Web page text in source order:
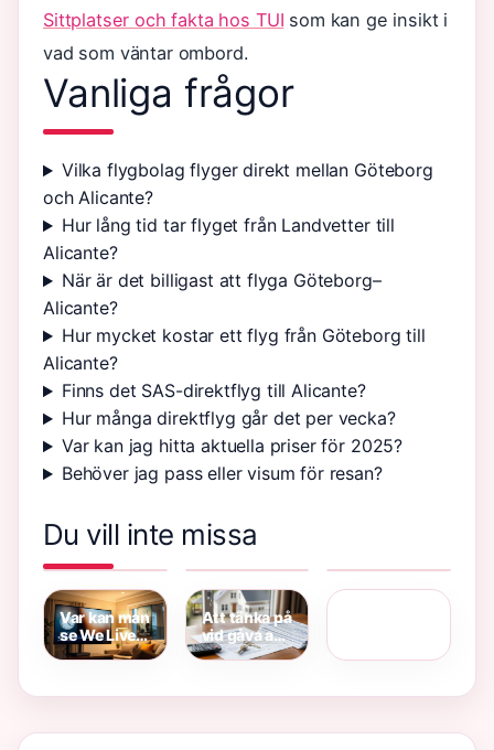
Sittplatser och fakta hos TUI som kan ge insikt i
vad som väntar ombord.
Vanliga frågor
Vilka flygbolag flyger direkt mellan Göteborg
och Alicante?
Hur lång tid tar flyget från Landvetter till
Alicante?
När är det billigast att flyga Göteborg–
Alicante?
Hur mycket kostar ett flyg från Göteborg till
Alicante?
Finns det SAS-direktflyg till Alicante?
Hur många direktflyg går det per vecka?
Var kan jag hitta aktuella priser för 2025?
Behöver jag pass eller visum för resan?
Du vill inte missa
Försent eller
för sent –
Rätt
regler och
exempel
Idrott och
hälsa 1 –
studietid
Var kan man
se We Live
in Time? –
Att tänka på
vid gåva av
fastighet –
Jedi: Fallen